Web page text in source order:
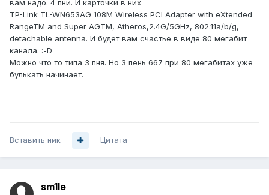
вам надо. 4 пни. И карточки в них
TP-Link TL-WN653AG 108M Wireless PCI Adapter with eXtended
RangeTM and Super AGTM, Atheros,2.4G/5GHz, 802.11a/b/g,
detachable antenna. И будет вам счастье в виде 80 мегабит
канала. :-D
Можно что то типа 3 пня. Но 3 пень 667 при 80 мегабитах уже
булькать начинает.
Вставить ник Цитата
sm1le